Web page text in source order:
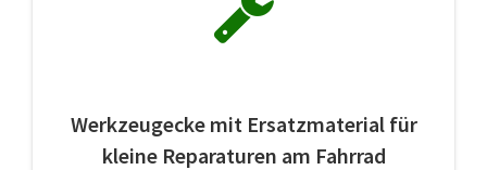
Werkzeugecke mit Ersatzmaterial für
kleine Reparaturen am Fahrrad